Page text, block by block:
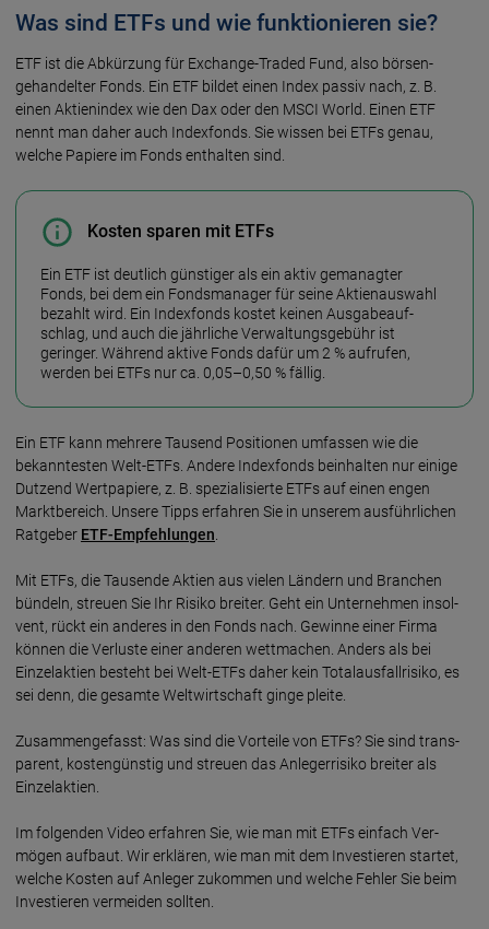
Was sind ETFs und wie funktionieren sie?
ETF ist die Abkürzung für Exchange-Traded Fund, also börsen­
gehan­delter Fonds. Ein ETF bildet einen Index passiv nach, z. B.
einen Aktien­index wie den Dax oder den MSCI World. Einen ETF
nennt man daher auch Index­fonds. Sie wissen bei ETFs genau,
welche Papiere im Fonds ent­halten sind.
Kosten sparen mit ETFs
Ein ETF ist deutlich günstiger als ein aktiv gemanagter
Fonds, bei dem ein Fonds­manager für seine Aktien­aus­wahl
bezahlt wird. Ein Index­fonds kostet keinen Ausgabe­auf­
schlag, und auch die jähr­liche Ver­waltungs­gebühr ist
geringer. Während aktive Fonds dafür um 2 % auf­rufen,
werden bei ETFs nur ca. 0,05–0,50 % fällig.
Ein ETF kann mehrere Tausend Posi­tionen umfassen wie die
bekann­testen Welt-ETFs. Andere Index­fonds bein­halten nur einige
Dutzend Wert­papiere, z. B. speziali­sierte ETFs auf einen engen
Markt­bereich. Unsere Tipps erfahren Sie in unserem aus­führ­lichen
Rat­geber ETF-Empfehlungen
Mit ETFs, die Tausende Aktien aus vielen Ländern und Branchen
bündeln, streuen Sie Ihr Risiko breiter. Geht ein Unter­nehmen insol­
vent, rückt ein anderes in den Fonds nach. Gewinne einer Firma
können die Verluste einer anderen wett­machen. Anders als bei
Einzel­aktien besteht bei Welt-ETFs daher kein Total­ausfall­risiko, es
sei denn, die gesamte Welt­wirt­schaft ginge pleite.
Zusammengefasst: Was sind die Vorteile von ETFs? Sie sind trans­
parent, kosten­günstig und streuen das Anleger­risiko breiter als
Einzel­aktien.
Im folgenden Video erfahren Sie, wie man mit ETFs einfach Ver­
mögen aufbaut. Wir erklären, wie man mit dem In­vestieren startet,
welche Kosten auf An­leger zukommen und welche Fehler Sie beim
In­vestieren vermeiden sollten.